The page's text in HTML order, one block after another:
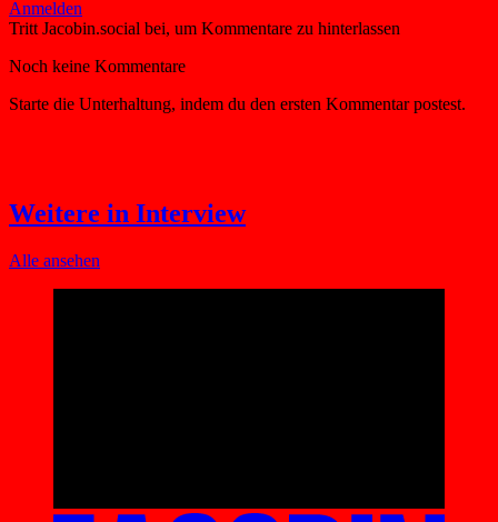
Weitere in Interview
Alle ansehen